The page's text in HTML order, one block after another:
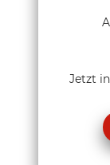
Jetzt